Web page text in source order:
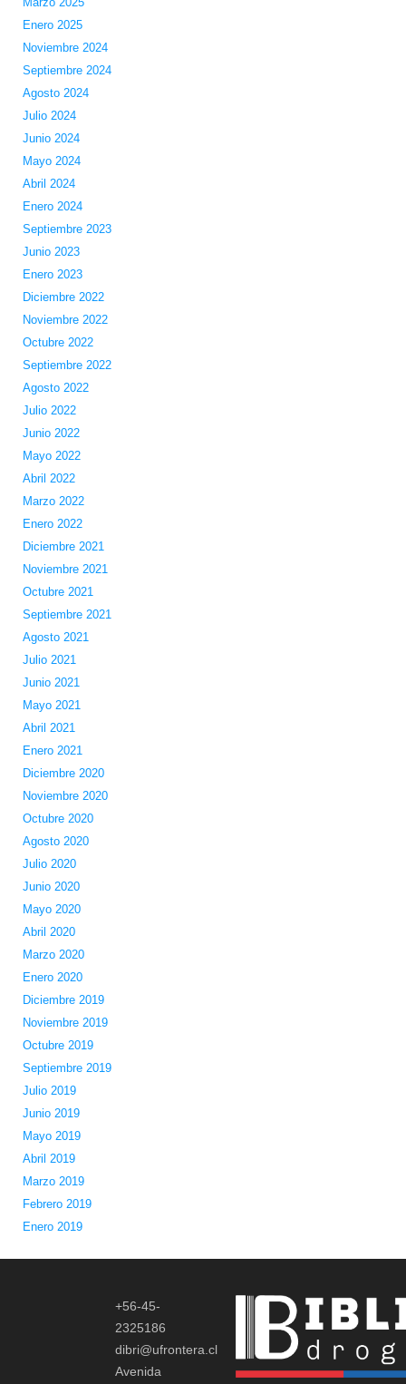
Enero 2025
Noviembre 2024
Septiembre 2024
Agosto 2024
Julio 2024
Junio 2024
Mayo 2024
Abril 2024
Enero 2024
Septiembre 2023
Junio 2023
Enero 2023
Diciembre 2022
Noviembre 2022
Octubre 2022
Septiembre 2022
Agosto 2022
Julio 2022
Junio 2022
Mayo 2022
Abril 2022
Marzo 2022
Enero 2022
Diciembre 2021
Noviembre 2021
Octubre 2021
Septiembre 2021
Agosto 2021
Julio 2021
Junio 2021
Mayo 2021
Abril 2021
Enero 2021
Diciembre 2020
Noviembre 2020
Octubre 2020
Agosto 2020
Julio 2020
Junio 2020
Mayo 2020
Abril 2020
Marzo 2020
Enero 2020
Diciembre 2019
Noviembre 2019
Octubre 2019
Septiembre 2019
Julio 2019
Junio 2019
Mayo 2019
Abril 2019
Marzo 2019
Febrero 2019
Enero 2019
+56-45-
2325186
dibri@ufrontera.cl
Avenida